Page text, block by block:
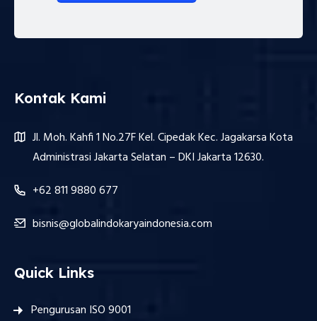
Kontak Kami
Jl. Moh. Kahfi 1 No.27F Kel. Cipedak Kec. Jagakarsa Kota
Administrasi Jakarta Selatan – DKI Jakarta 12630.
+62 811 9880 677
bisnis@globalindokaryaindonesia.com
Quick Links
Pengurusan ISO 9001